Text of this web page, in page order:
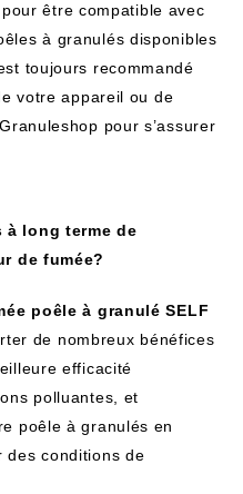
être compatible avec
à granulés disponibles
toujours recommandé
votre appareil ou de
pour s’assurer
à long terme de
de fumée?
poêle à granulé SELF
de nombreux bénéfices
efficacité
polluantes, et
poêle à granulés en
des conditions de